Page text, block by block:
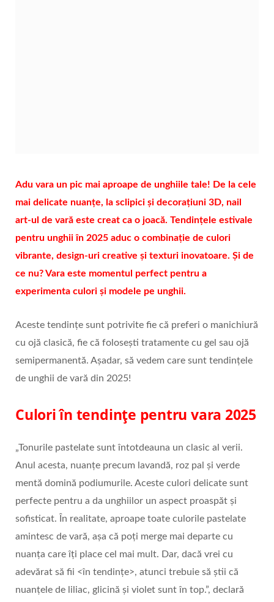
Adu vara un pic mai aproape de unghiile tale! De la cele
mai delicate nuanțe, la sclipici și decorațiuni 3D, nail
art-ul de vară este creat ca o joacă. Tendințele estivale
pentru unghii în 2025 aduc o combinație de culori
vibrante, design-uri creative și texturi inovatoare. Și de
ce nu? Vara este momentul perfect pentru a
experimenta culori și modele pe unghii.
Aceste tendințe sunt potrivite fie că preferi o manichiură
cu ojă clasică, fie că folosești tratamente cu gel sau ojă
semipermanentă. Așadar, să vedem care sunt tendințele
de unghii de vară din 2025!
Culori în tendințe pentru vara 2025
„Tonurile pastelate sunt întotdeauna un clasic al verii.
Anul acesta, nuanțe precum lavandă, roz pal și verde
mentă domină podiumurile. Aceste culori delicate sunt
perfecte pentru a da unghiilor un aspect proaspăt și
sofisticat. În realitate, aproape toate culorile pastelate
amintesc de vară, așa că poți merge mai departe cu
nuanța care îți place cel mai mult. Dar, dacă vrei cu
adevărat să fii <în tendințe>, atunci trebuie să știi că
nuanțele de liliac, glicină și violet sunt în top.”, declară